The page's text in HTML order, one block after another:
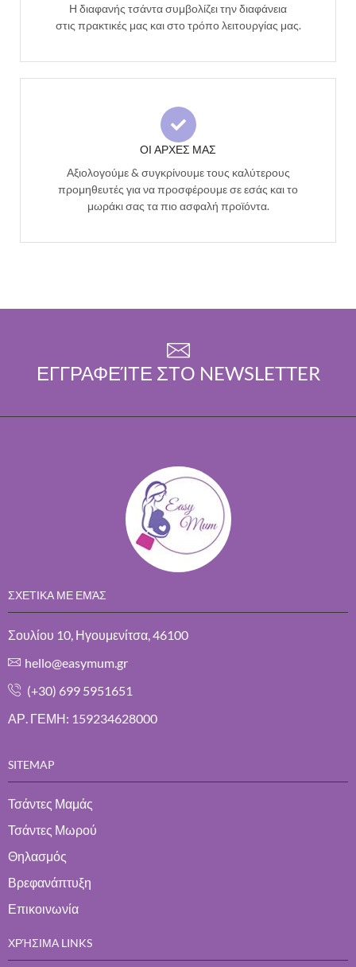
Η διαφανής τσάντα συμβολίζει την διαφάνεια
στις πρακτικές μας και στο τρόπο λειτουργίας μας.
ΟΙ ΑΡΧΕΣ ΜΑΣ
Αξιολογούμε & συγκρίνουμε τους καλύτερους
προμηθευτές για να προσφέρουμε σε εσάς και το
μωράκι σας τα πιο ασφαλή προϊόντα.
ΕΓΓΡΑΦΕΊΤΕ ΣΤΟ NEWSLETTER
ΣΧΕΤΙΚΑ ΜΕ ΕΜΆΣ
Σουλίου 10, Ηγουμενίτσα, 46100
hello@easymum.gr
(+30) 699 5951651
ΑΡ. ΓΕΜΗ: 159234628000
SITEMAP
Τσάντες Μαμάς
Τσάντες Μωρού
Θηλασμός
Βρεφανάπτυξη
Επικοινωνία
ΧΡΉΣΙΜΑ LINKS